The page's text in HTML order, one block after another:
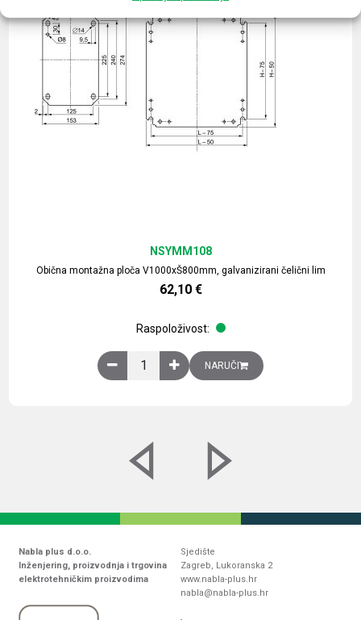
Obična montažna ploča V1000xŠ800mm, galvanizirani čelični lim
NSYMM108
62,10 €
Raspoloživost:
Obična montažna ploča V1000xŠ800mm,
NARUČI
Nabla plus d.o.o.
Inženjering, proizvodnja i trgovina
elektrotehničkim proizvodima
Sjedište
Zagreb, Lukoranska 2
www.nabla-plus.hr
nabla@nabla-plus.hr